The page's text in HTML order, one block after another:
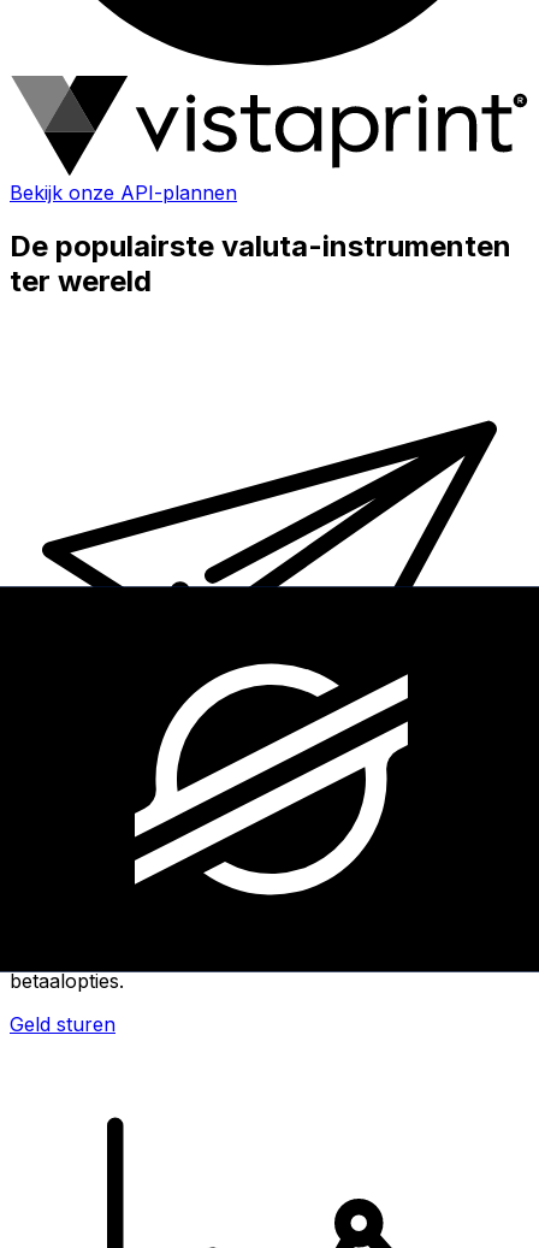
Bekijk onze API-plannen
De populairste valuta-instrumenten
ter wereld
Xe Internationale Geldoverboeking
betaalopties.
Geld sturen